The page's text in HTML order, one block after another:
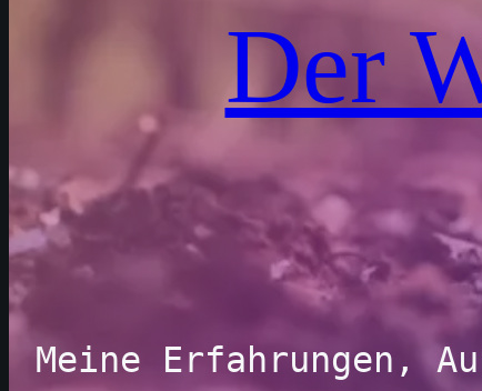
Der
Meine Erfahrungen,